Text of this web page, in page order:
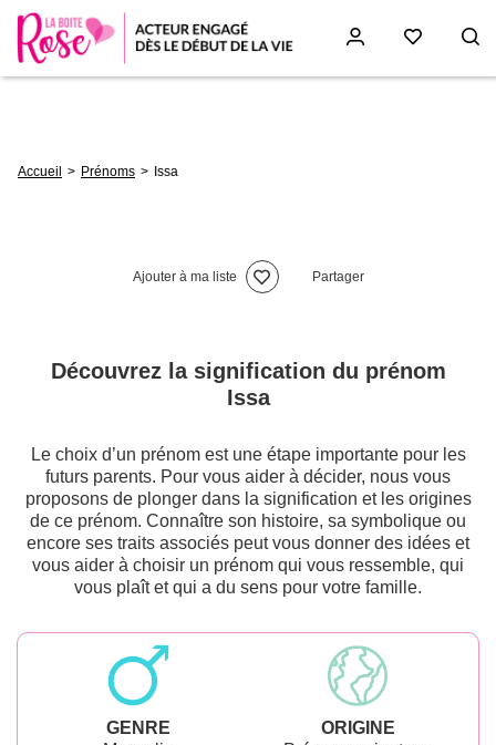
d'Ariane
Accueil Prénoms Issa
Ajouter à ma liste Partager
Découvrez la signification du prénom
Issa
Le choix d’un prénom est une étape importante pour les
futurs parents. Pour vous aider à décider, nous vous
proposons de plonger dans la signification et les origines
de ce prénom. Connaître son histoire, sa symbolique ou
encore ses traits associés peut vous donner des idées et
vous aider à choisir un prénom qui vous ressemble, qui
vous plaît et qui a du sens pour votre famille.
GENRE
ORIGINE